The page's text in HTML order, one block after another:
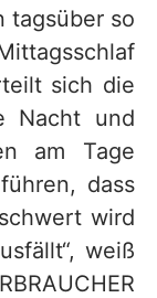
tagsüber so
sich die
Nacht und
am Tage
dass
wird
weiß